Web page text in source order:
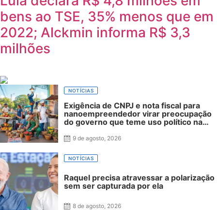
bens ao TSE, 35% menos que em
2022; Alckmin informa R$ 3,3
milhões
NOTÍCIAS
Exigência de CNPJ e nota fiscal para
nanoempreendedor virar preocupação
do governo que teme uso político na
9 de agosto, 2026
NOTÍCIAS
Raquel precisa atravessar a polarização
sem ser capturada por ela
8 de agosto, 2026